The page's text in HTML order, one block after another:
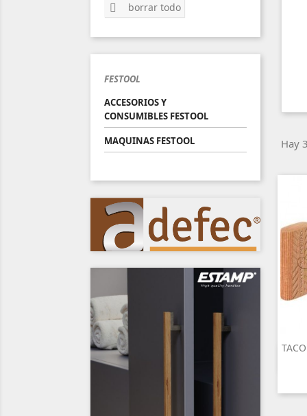
 borrar todo
FESTOOL
ACCESORIOS Y
CONSUMIBLES FESTOOL
MAQUINAS FESTOOL Hay